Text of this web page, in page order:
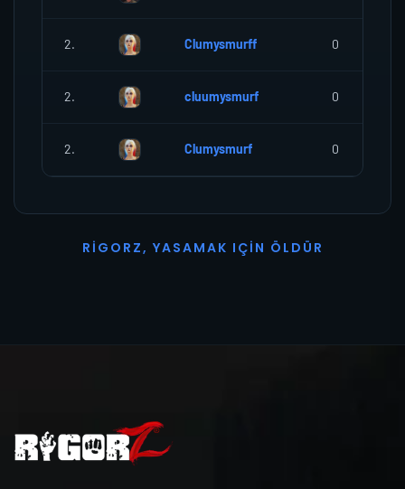
2. Clumysmurff 0
2. cluumysmurf 0
2. Clumysmurf 0
R I G O R Z, YASAMAK I ÇI N Ö L D Ü R